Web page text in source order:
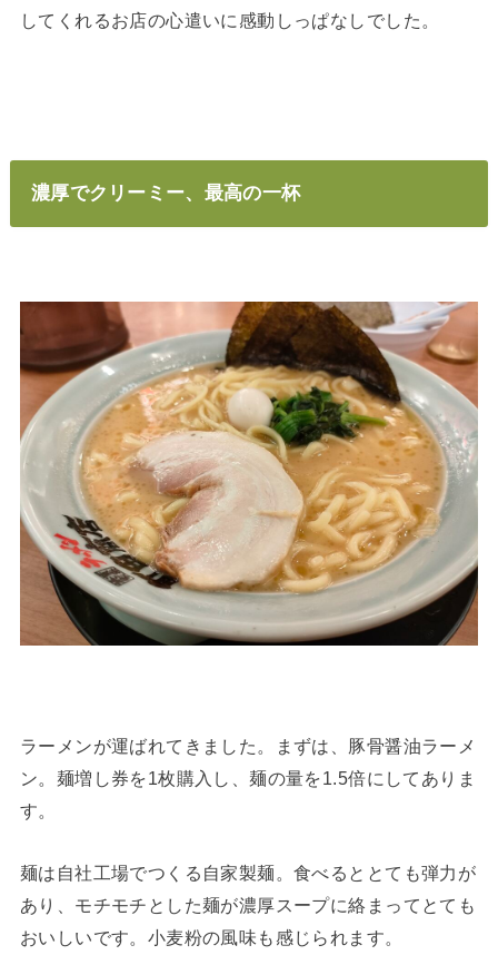
してくれるお店の心遣いに感動しっぱなしでした。
濃厚でクリーミー、最高の一杯
ラーメンが運ばれてきました。まずは、豚骨醤油ラーメ
ン。麺増し券を1枚購入し、麺の量を1.5倍にしてありま
す。
麺は自社工場でつくる自家製麺。食べるととても弾力が
あり、モチモチとした麺が濃厚スープに絡まってとても
おいしいです。小麦粉の風味も感じられます。